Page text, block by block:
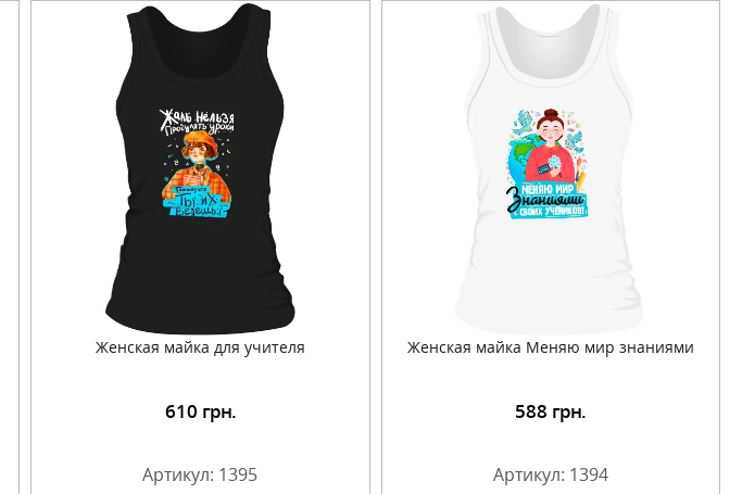
Женская майка для учителя
610 грн.
Артикул: 1395
Женская майка Меняю мир знаниями
Подробнее 588 грн.
Артикул: 1394